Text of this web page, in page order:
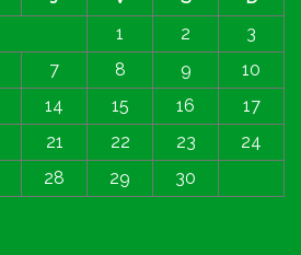
1
2
3
7 8 9
10
14 15 16
17
21 22 23
24
28 29 30